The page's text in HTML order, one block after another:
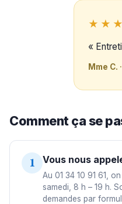
«
Mme C.
Comment ça se
1 Vous nous
Au 01 34 10 91 61,
samedi, 8 h – 19 h.
demandes par